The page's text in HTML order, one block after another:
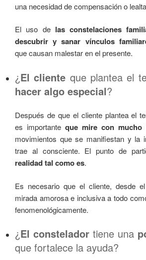
una necesidad de compensación o
El uso de las constelaciones
descubrir y sanar vínculos
que causan malestar en el presente.
¿El cliente que plantea el
hacer algo especial?
Después de que el cliente plantea el
es importante que mire con mucho
movimientos que se manifiestan y la
trae al consciente. El punto de
realidad tal como es.
Es necesario que el cliente, desde
mirada amorosa e inclusiva a todo
fenomenológicamente.
¿El constelador tiene una
que fortalece la ayuda?